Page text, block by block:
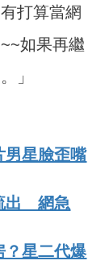
打算當網
如果再繼
」
星臉歪嘴
出 網急
？星二代爆